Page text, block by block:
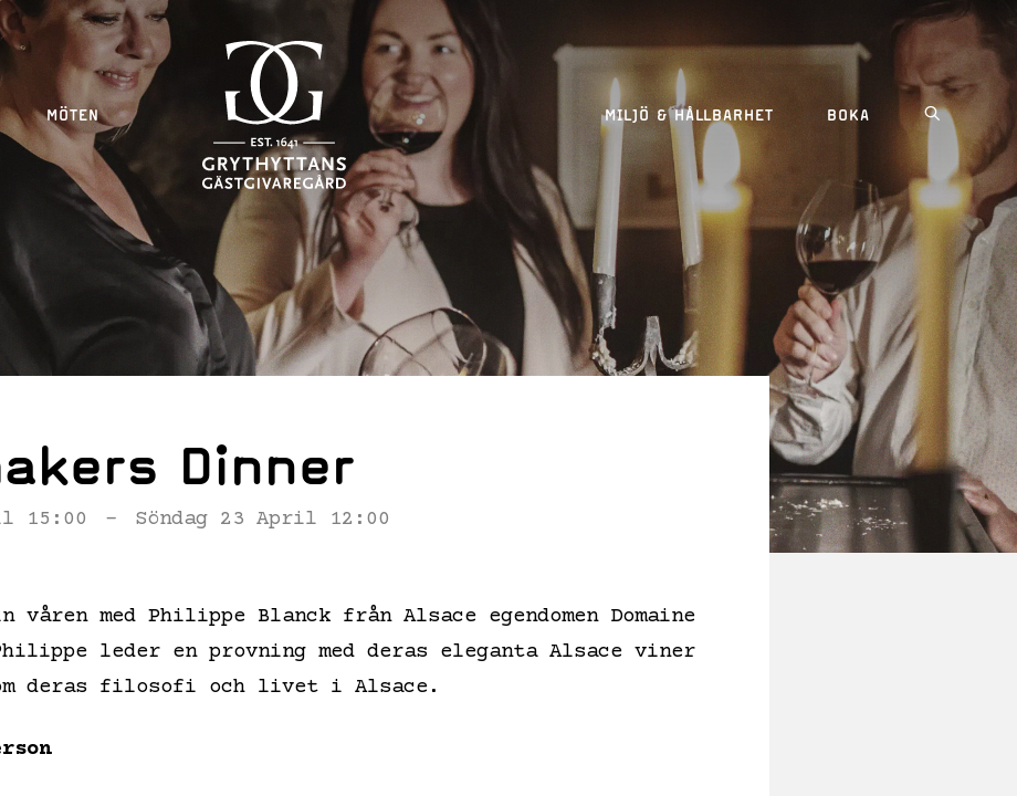
MÖTEN MILJÖ & HÅLLBARHET BOKA
Dinner
15:00 -
Söndag 23 April 12:00
våren med Philippe Blanck från Alsace egendomen Domaine
leder en provning med deras eleganta Alsace viner
deras filosofi och livet i Alsace.